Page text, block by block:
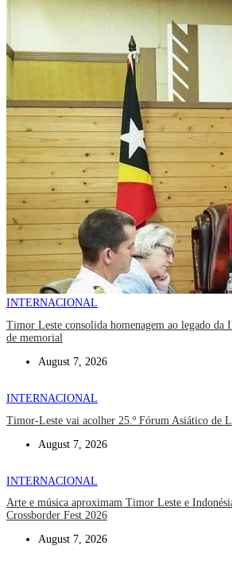
INTERNACIONAL
Timor Leste consolida homenagem ao legado da
de memorial
August 7, 2026
INTERNACIONAL
Timor-Leste vai acolher 25.º Fórum Asiático de
August 7, 2026
INTERNACIONAL
Arte e música aproximam Timor Leste e
Crossborder Fest 2026
August 7, 2026